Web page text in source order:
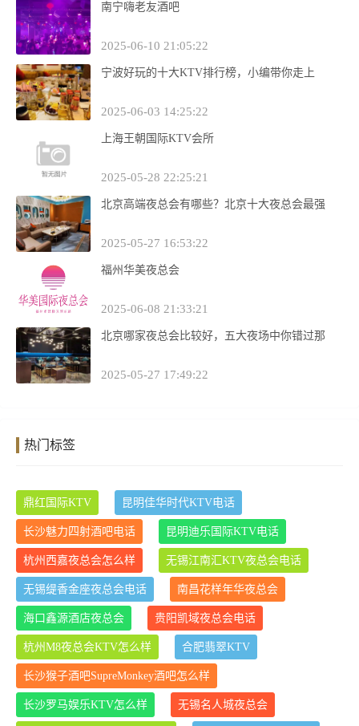
南宁嗨老友酒吧
2025-06-10 21:05:22
宁波好玩的十大KTV排行榜，小编带你走上
2025-06-03 14:25:22
上海王朝国际KTV会所
2025-05-28 22:25:21
北京高端夜总会有哪些？北京十大夜总会最强
2025-05-27 16:53:22
福州华美夜总会
2025-06-08 21:33:21
北京哪家夜总会比较好，五大夜场中你错过那
2025-05-27 17:49:22
热门标签
鼎红国际KTV 昆明佳华时代KTV电话
长沙魅力四射酒吧电话 昆明迪乐国际KTV电话
杭州西嘉夜总会怎么样 无锡江南汇KTV夜总会电话
无锡缇香金座夜总会电话 南昌花样年华夜总会
海口鑫源酒店夜总会 贵阳凯域夜总会电话
杭州M8夜总会KTV怎么样 合肥翡翠KTV
长沙猴子酒吧SupreMonkey酒吧怎么样
长沙罗马娱乐KTV怎么样 无锡名人城夜总会